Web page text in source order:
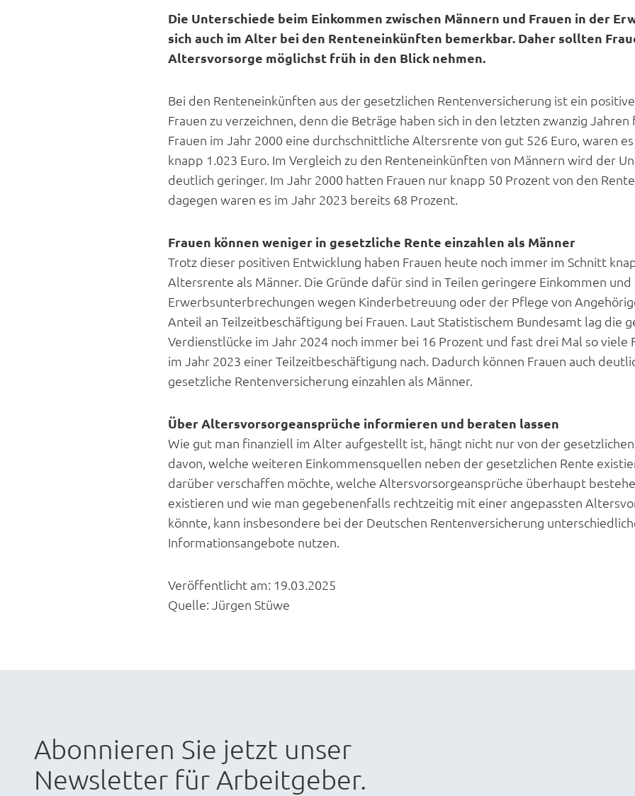
Die Unterschiede beim Einkommen zwischen Männern und Frauen in der
sich auch im Alter bei den Renteneinkünften bemerkbar. Daher sollten
Altersvorsorge möglichst früh in den Blick nehmen.
Bei den Renteneinkünften aus der gesetzlichen Rentenversicherung ist ein
Frauen zu verzeichnen, denn die Beträge haben sich in den letzten zwanzig
Frauen im Jahr 2000 eine durchschnittliche Altersrente von gut 526 Euro, waren
knapp 1.023 Euro. Im Vergleich zu den Renteneinkünften von Männern wird der
deutlich geringer. Im Jahr 2000 hatten Frauen nur knapp 50 Prozent von den
dagegen waren es im Jahr 2023 bereits 68 Prozent.
Frauen können weniger in gesetzliche Rente einzahlen als Männer
Trotz dieser positiven Entwicklung haben Frauen heute noch immer im Schnitt
Altersrente als Männer. Die Gründe dafür sind in Teilen geringere Einkommen
Erwerbsunterbrechungen wegen Kinderbetreuung oder der Pflege von
Anteil an Teilzeitbeschäftigung bei Frauen. Laut Statistischem Bundesamt lag die
Verdienstlücke im Jahr 2024 noch immer bei 16 Prozent und fast drei Mal so viele
im Jahr 2023 einer Teilzeitbeschäftigung nach. Dadurch können Frauen auch
gesetzliche Rentenversicherung einzahlen als Männer.
Über Altersvorsorgeansprüche informieren und beraten lassen
Wie gut man finanziell im Alter aufgestellt ist, hängt nicht nur von der
davon, welche weiteren Einkommensquellen neben der gesetzlichen Rente
darüber verschaffen möchte, welche Altersvorsorgeansprüche überhaupt
existieren und wie man gegebenenfalls rechtzeitig mit einer angepassten
könnte, kann insbesondere bei der Deutschen Rentenversicherung
Informationsangebote nutzen.
Veröffentlicht am: 19.03.2025
Quelle: Jürgen Stüwe
Abonnieren Sie jetzt unser
Newsletter für Arbeitgeber.